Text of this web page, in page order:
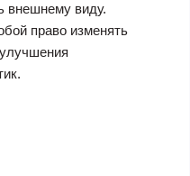
внешнему виду.
право изменять